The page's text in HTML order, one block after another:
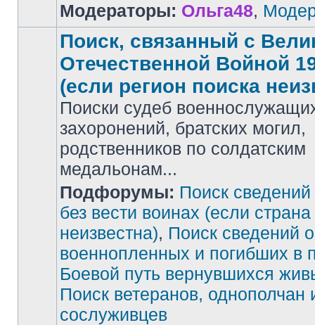
Модераторы: Ольга48,
Нет
непрочитанных
сообщений
Поиск, связанный с
Отечественной Войной
(если регион поиска
Поиски судеб
захоронений, братских могил,
родственников по солдатским
медальонам...
Подфорумы: Поиск
без вести воинах (если
неизвестна), Поиск сведений о
военнопленных и погибших в
Боевой путь вернувшихся
Поиск ветеранов, однополчан
сослуживцев